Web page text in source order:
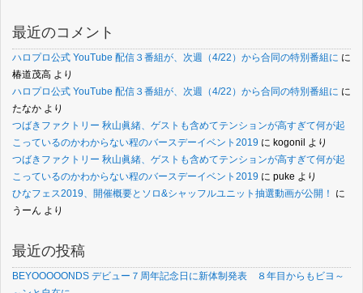
最近のコメント
ハロプロ公式 YouTube 配信３番組が、次週（4/22）から合同の特別番組に に
椿道茂高 より
ハロプロ公式 YouTube 配信３番組が、次週（4/22）から合同の特別番組に に
たなか より
つばきファクトリー 秋山眞緒、ゲストも含めてテンションが高すぎて何が起
こっているのかわからない程のバースデーイベント2019 に kogonil より
つばきファクトリー 秋山眞緒、ゲストも含めてテンションが高すぎて何が起
こっているのかわからない程のバースデーイベント2019 に puke より
ひなフェス2019、開催概要とソロ&シャッフルユニット抽選動画が公開！
に
うーん より
最近の投稿
BEYOOOOONDS デビュー７周年記念日に新体制発表 ８年目からもビヨ～